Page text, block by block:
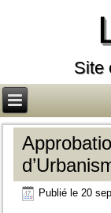
Site
Publié le 20